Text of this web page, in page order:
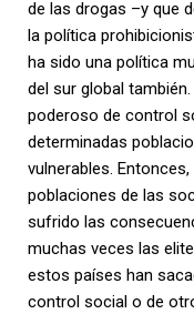
de las drogas –y que
la política
ha sido una política
del sur global
poderoso de control
determinadas
vulnerables.
poblaciones de las
sufrido las
muchas veces las
estos países han
control social o de